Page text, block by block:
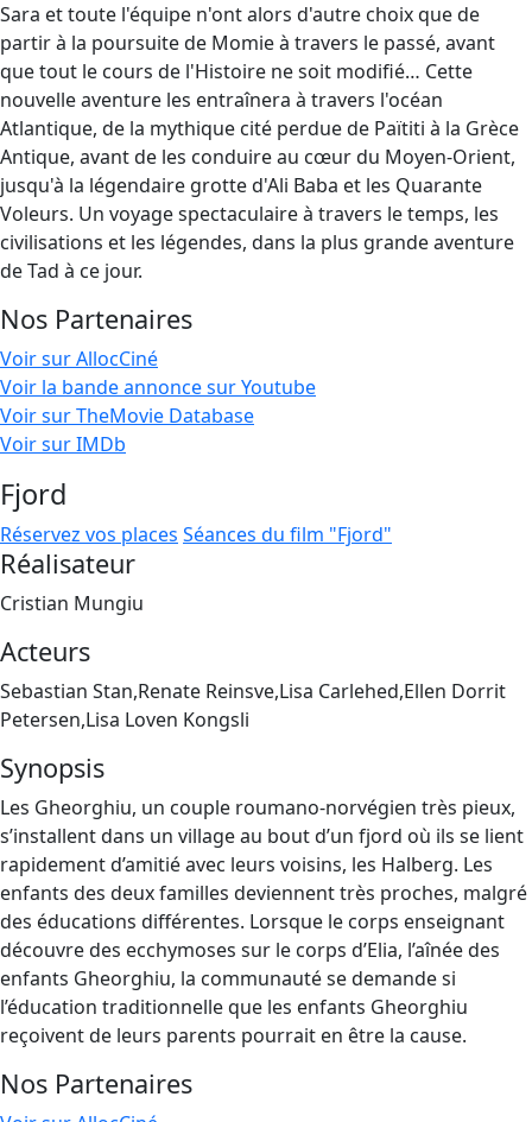
Sara et toute l'équipe n'ont alors d'autre choix que de
partir à la poursuite de Momie à travers le passé, avant
que tout le cours de l'Histoire ne soit modifié… Cette
nouvelle aventure les entraînera à travers l'océan
Atlantique, de la mythique cité perdue de Païtiti à la Grèce
Antique, avant de les conduire au cœur du Moyen-Orient,
jusqu'à la légendaire grotte d'Ali Baba et les Quarante
Voleurs. Un voyage spectaculaire à travers le temps, les
civilisations et les légendes, dans la plus grande aventure
de Tad à ce jour.
Nos Partenaires
Voir sur AllocCiné
Voir la bande annonce sur Youtube
Voir sur TheMovie Database
Voir sur IMDb
Fjord
Réservez vos places Séances du film "Fjord"
Réalisateur
Cristian Mungiu
Acteurs
Sebastian Stan,Renate Reinsve,Lisa Carlehed,Ellen Dorrit
Petersen,Lisa Loven Kongsli
Synopsis
Les Gheorghiu, un couple roumano-norvégien très pieux,
s’installent dans un village au bout d’un fjord où ils se lient
rapidement d’amitié avec leurs voisins, les Halberg. Les
enfants des deux familles deviennent très proches, malgré
des éducations différentes. Lorsque le corps enseignant
découvre des ecchymoses sur le corps d’Elia, l’aînée des
enfants Gheorghiu, la communauté se demande si
l’éducation traditionnelle que les enfants Gheorghiu
reçoivent de leurs parents pourrait en être la cause.
Nos Partenaires